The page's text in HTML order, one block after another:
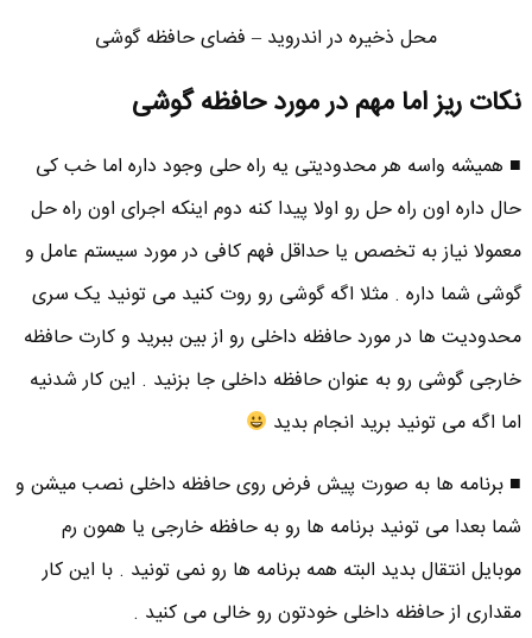
محل ذخیره در اندروید – فضای حافظه گوشی
نکات ریز اما مهم در مورد حافظه گوشی
■ همیشه واسه هر محدودیتی یه راه حلی وجود داره اما خب کی
حال داره اون راه حل رو اولا پیدا کنه دوم اینکه اجرای اون راه حل
معمولا نیاز به تخصص یا حداقل فهم کافی در مورد سیستم عامل و
گوشی شما داره . مثلا اگه گوشی رو روت کنید می تونید یک سری
محدودیت ها در مورد حافظه داخلی رو از بین ببرید و کارت حافظه
خارجی گوشی رو به عنوان حافظه داخلی جا بزنید . این کار شدنیه
اما اگه می تونید برید انجام بدید
■ برنامه ها به صورت پیش فرض روی حافظه داخلی نصب میشن و
شما بعدا می تونید برنامه ها رو به حافظه خارجی یا همون رم
موبایل انتقال بدید البته همه برنامه ها رو نمی تونید . با این کار
مقداری از حافظه داخلی خودتون رو خالی می کنید .